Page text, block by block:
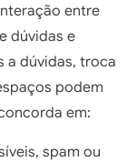
entre
dúvidas e
a dúvidas, troca
podem
em:
spam ou